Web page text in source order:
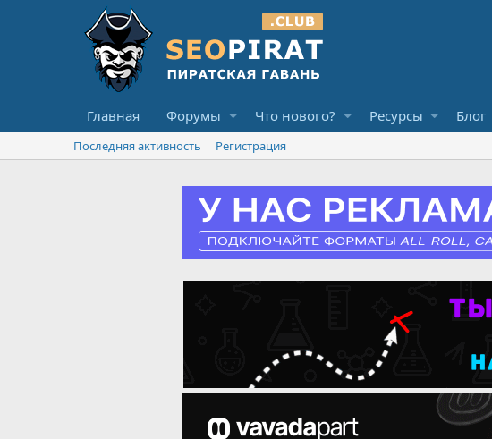
Главная Форумы Что нового? Ресурсы Блог
Последняя активность Регистрация